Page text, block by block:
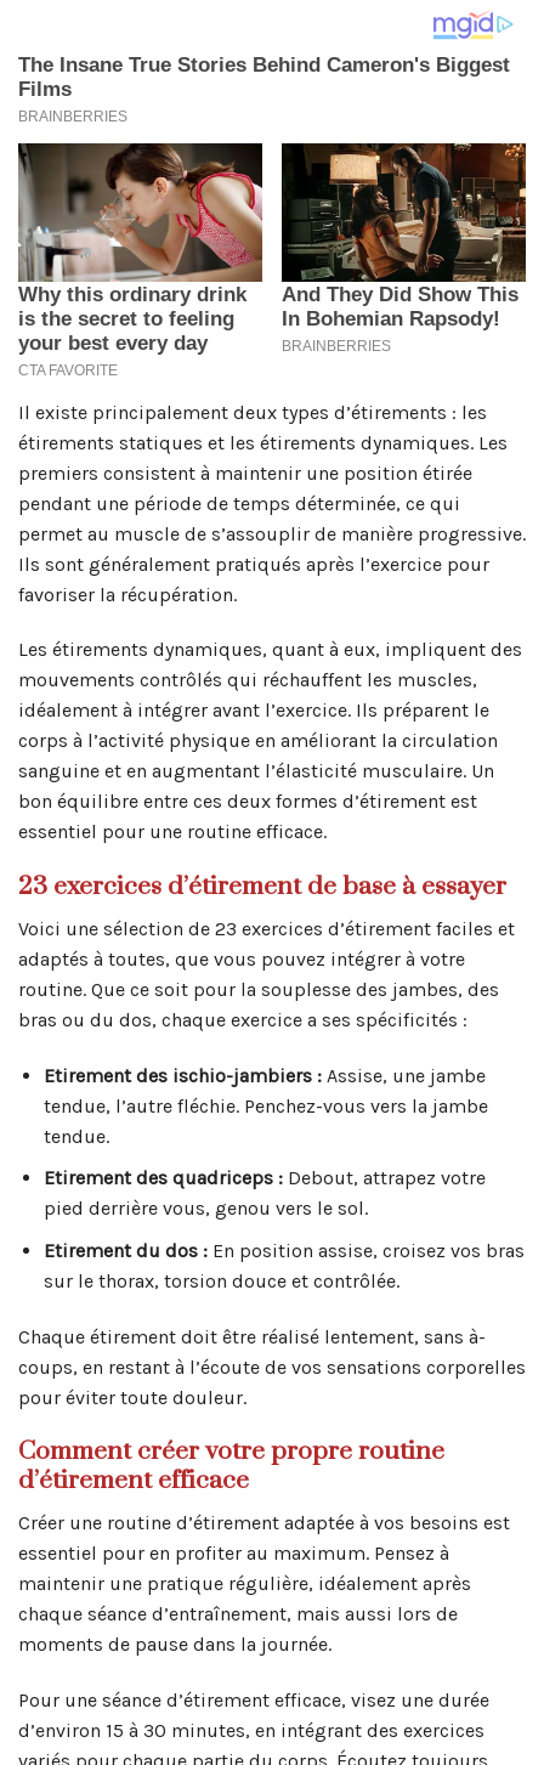
Il existe principalement deux types d’étirements : les
étirements statiques et les étirements dynamiques. Les
premiers consistent à maintenir une position étirée
pendant une période de temps déterminée, ce qui
permet au muscle de s’assouplir de manière progressive.
Ils sont généralement pratiqués après l’exercice pour
favoriser la récupération.
Les étirements dynamiques, quant à eux, impliquent des
mouvements contrôlés qui réchauffent les muscles,
idéalement à intégrer avant l’exercice. Ils préparent le
corps à l’activité physique en améliorant la circulation
sanguine et en augmentant l’élasticité musculaire. Un
bon équilibre entre ces deux formes d’étirement est
essentiel pour une routine efficace.
23 exercices d’étirement de base à essayer
Voici une sélection de 23 exercices d’étirement faciles et
adaptés à toutes, que vous pouvez intégrer à votre
routine. Que ce soit pour la souplesse des jambes, des
bras ou du dos, chaque exercice a ses spécificités :
Etirement des ischio-jambiers :Assise, une jambe
tendue, l’autre fléchie. Penchez-vous vers la jambe
tendue.
Etirement des quadriceps :Debout, attrapez votre
pied derrière vous, genou vers le sol.
Etirement du dos :En position assise, croisez vos bras
sur le thorax, torsion douce et contrôlée.
Chaque étirement doit être réalisé lentement, sans à-
coups, en restant à l’écoute de vos sensations corporelles
pour éviter toute douleur.
Comment créer votre propre routine
d’étirement efficace
Créer une routine d’étirement adaptée à vos besoins est
essentiel pour en profiter au maximum. Pensez à
maintenir une pratique régulière, idéalement après
chaque séance d’entraînement, mais aussi lors de
moments de pause dans la journée.
Pour une séance d’étirement efficace, visez une durée
d’environ 15 à 30 minutes, en intégrant des exercices
variés pour chaque partie du corps. Écoutez toujours